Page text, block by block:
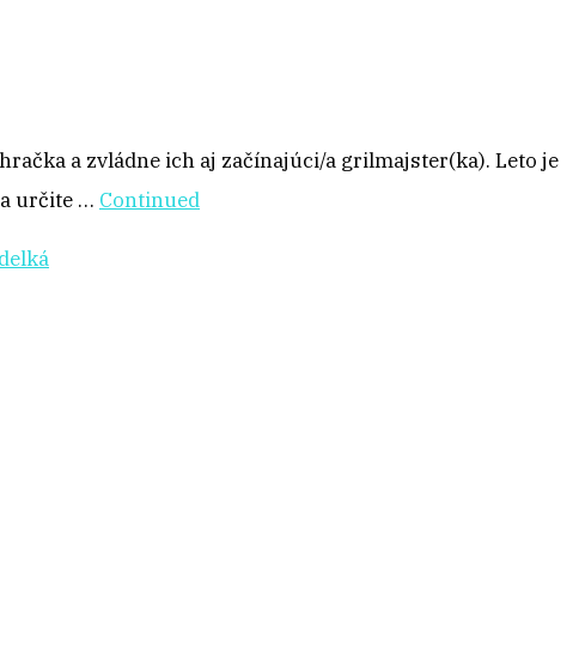
a zvládne ich aj začínajúci/a grilmajster(ka). Leto je
určite … Continued